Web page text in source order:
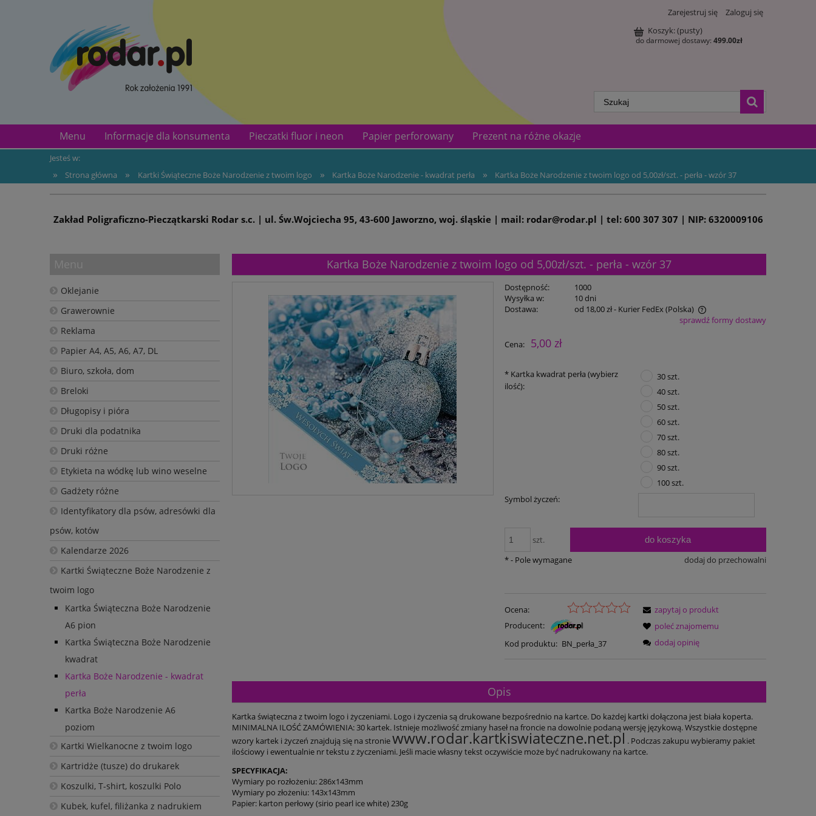
Zarejestruj się
Zaloguj się
Koszyk:(pusty)
do darmowej dostawy: 499.00zł
Menu Informacje dla konsumenta Pieczatki fluor i neon Papier perforowany
Prezent na różne okazje
Identyfikatory dla psów, adresówki dla psów, kotów
Jesteś w:
» Strona główna » Kartki Świąteczne Boże Narodzenie z twoim logo » Kartka Boże Narodzenie - kwadrat perła » Kartka Boże Narodzenie z twoim logo od 5,00zł/szt. - perła - wzór 37
Zakład Poligraficzno-Pieczątkarski Rodar s.c. | ul. Św.Wojciecha 95, 43-600 Jaworzno, woj. śląskie | mail: rodar@rodar.pl | tel: 600 307 307 | NIP: 6320009106
Menu
Oklejanie
Grawerownie
Reklama
Papier A4, A5, A6, A7, DL
Biuro, szkoła, dom
Breloki
Długopisy i pióra
Druki dla podatnika
Druki różne
Etykieta na wódkę lub wino weselne
Gadżety różne
Identyfikatory dla psów, adresówki dla
psów, kotów
Kalendarze 2026
Kartki Świąteczne Boże Narodzenie z
twoim logo
Kartka Świąteczna Boże Narodzenie
A6 pion
Kartka Świąteczna Boże Narodzenie
kwadrat
Kartka Boże Narodzenie - kwadrat
perła
Kartka Boże Narodzenie A6
poziom
Kartki Wielkanocne z twoim logo
Kartridże (tusze) do drukarek
Koszulki, T-shirt, koszulki Polo
Kubek, kufel, filiżanka z nadrukiem
Kartka Boże Narodzenie z twoim logo od 5,00zł/szt. - perła - wzór 37
Dostępność:
1000
Wysyłka w:
10 dni
Dostawa:
od 18,00 zł- Kurier FedEx (Polska)
płatności
sprawdź formy dostawy
Cena: 5,00 zł
* Kartka kwadrat perła (wybierz
ilość):
30 szt.
40 szt.
50 szt.
60 szt.
70 szt.
80 szt.
90 szt.
100 szt.
Symbol życzeń:
szt. do koszyka
dodaj do przechowalni
*- Pole wymagane
Ocena:
Producent:
Kod produktu: BN_perła_37
zapytaj o produkt
poleć znajomemu
dodaj opinię
Opis
Kartka świąteczna z twoim logo i życzeniami. Logo i życzenia są drukowane bezpośrednio na kartce. Do każdej kartki dołączona jest biała koperta.
MINIMALNA ILOŚĆ ZAMÓWIENIA: 30 kartek. Istnieje możliwość zmiany haseł na froncie na dowolnie podaną wersję językową. Wszystkie dostępne
wzory kartek i życzeń znajdują się na stroniewww.rodar.kartkiswiateczne.net.pl . Podczas zakupu wybieramy pakiet
ilościowy i ewentualnie nr tekstu z życzeniami. Jeśli macie własny tekst oczywiście może być nadrukowany na kartce.
SPECYFIKACJA:
Wymiary po rozłożeniu: 286x143mm
Wymiary po złożeniu: 143x143mm
Papier: karton perłowy (sirio pearl ice white) 230g